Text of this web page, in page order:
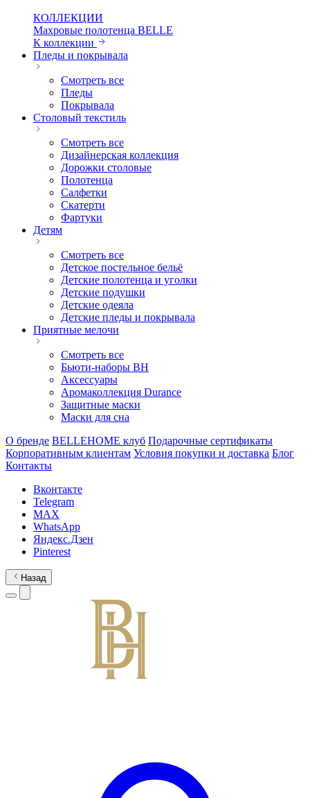
КОЛЛЕКЦИИ
Махровые полотенца BELLE
К коллекции
Пледы и покрывала
Смотреть все
Пледы
Покрывала
Столовый текстиль
Смотреть все
Дизайнерская коллекция
Дорожки столовые
Полотенца
Салфетки
Скатерти
Фартуки
Детям
Смотреть все
Детское постельное бельё
Детские полотенца и уголки
Детские подушки
Детские одеяла
Детские пледы и покрывала
Приятные мелочи
Смотреть все
Бьюти-наборы ВН
Аксессуары
Аромаколлекция Durance
Защитные маски
Маски для сна
О бренде BELLEHOME клуб Подарочные сертификаты
Корпоративным клиентам Условия покупки и доставка Блог
Контакты
Вконтакте
Telegram
MAX
WhatsApp
Яндекс.Дзен
Pinterest
Назад